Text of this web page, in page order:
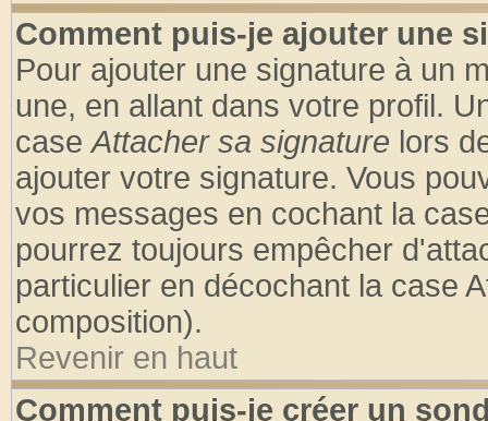
Comment puis-je ajouter une
Pour ajouter une signature à un
une, en allant dans votre profil.
caseAttacher sa signature lors
ajouter votre signature. Vous
vos messages en cochant la
pourrez toujours empêcher
particulier en décochant la case
composition).
Revenir en haut
Comment puis-je créer un